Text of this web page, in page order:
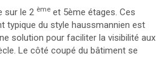
sur le 2 ème et 5ème étages. Ces
typique du style haussmannien est
solution pour faciliter la visibilité aux
Le côté coupé du bâtiment se